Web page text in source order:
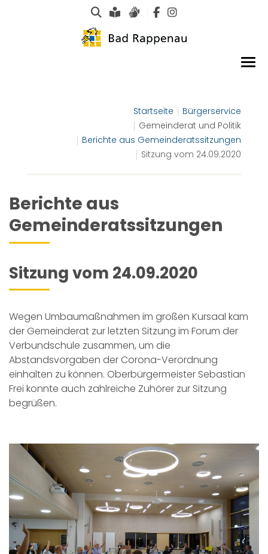
Suche
Leichte Sprache
Gebärdensprachen
Startseite
Bürgerservice
Gemeinderat und Politik
Berichte aus Gemeinderatssitzungen
Sitzung vom 24.09.2020
Berichte aus
Gemeinderatssitzungen
Sitzung vom 24.09.2020
Wegen Umbaumaßnahmen im großen Kursaal kam
der Gemeinderat zur letzten Sitzung im Forum der
Verbundschule zusammen, um die
Abstandsvorgaben der Corona-Verordnung
einhalten zu können. Oberbürgermeister Sebastian
Frei konnte auch zahlreiche Zuhörer zur Sitzung
begrüßen.